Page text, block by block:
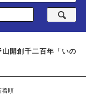
開創千二百年「いの
着順